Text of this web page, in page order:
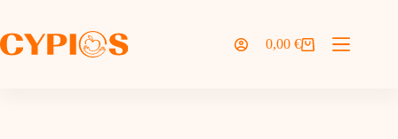
contenu
Panier
0,00€